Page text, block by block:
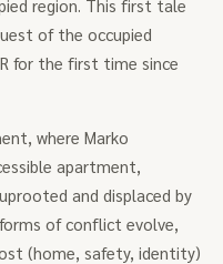
region. This first tale
of the occupied
for the first time since
where Marko
apartment,
and displaced by
of conflict evolve,
(home, safety, identity)